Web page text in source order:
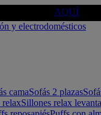
AQUÍ
camaSofás 2 plazas
relaxSillones relax